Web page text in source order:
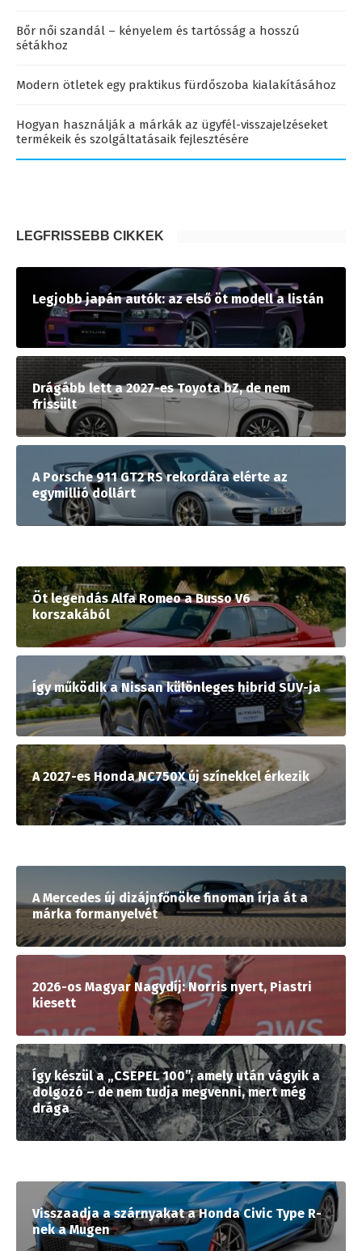
Bőr női szandál – kényelem és tartósság a hosszú
sétákhoz
Modern ötletek egy praktikus fürdőszoba kialakításához
Hogyan használják a márkák az ügyfél-visszajelzéseket
termékeik és szolgáltatásaik fejlesztésére
LEGFRISSEBB CIKKEK
Legjobb japán autók: az első öt modell a listán
Drágább lett a 2027-es Toyota bZ, de nem
frissült
A Porsche 911 GT2 RS rekordára elérte az
egymillió dollárt
Öt legendás Alfa Romeo a Busso V6
korszakából
Így működik a Nissan különleges hibrid SUV-ja
A 2027-es Honda NC750X új színekkel érkezik
A Mercedes új dizájnfőnöke finoman írja át a
márka formanyelvét
2026-os Magyar Nagydíj: Norris nyert, Piastri
kiesett
Így készül a „CSEPEL 100”, amely után vágyik a
dolgozó – de nem tudja megvenni, mert még
drága
Visszaadja a szárnyakat a Honda Civic Type R-
nek a Mugen